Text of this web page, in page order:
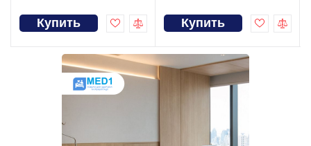
Купить Купить